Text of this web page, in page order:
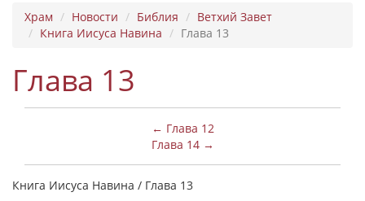
Храм Новости Библия
Ветхий Завет
Книга Иисуса Навина
Глава 13
Глава 13
← Глава 12
Глава 14 →
Книга Иисуса Навина / Глава 13